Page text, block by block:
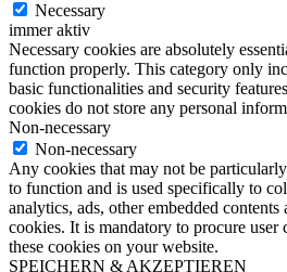
Necessary
immer aktiv
Necessary cookies are absolutely
function properly. This category only
basic functionalities and security
cookies do not store any personal
Non-necessary
Non-necessary
Any cookies that may not be
to function and is used specifically to
analytics, ads, other embedded contents
cookies. It is mandatory to procure user
these cookies on your website.
SPEICHERN & AKZEPTIEREN